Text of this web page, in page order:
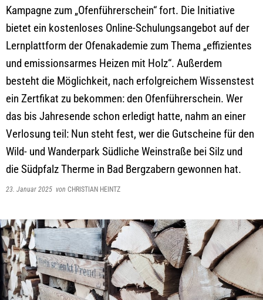
Kampagne zum „Ofenführerschein“ fort. Die Initiative
bietet ein kostenloses Online-Schulungsangebot auf der
Lernplattform der Ofenakademie zum Thema „effizientes
und emissionsarmes Heizen mit Holz“. Außerdem
besteht die Möglichkeit, nach erfolgreichem Wissenstest
ein Zertfikat zu bekommen: den Ofenführerschein. Wer
das bis Jahresende schon erledigt hatte, nahm an einer
Verlosung teil: Nun steht fest, wer die Gutscheine für den
Wild- und Wanderpark Südliche Weinstraße bei Silz und
die Südpfalz Therme in Bad Bergzabern gewonnen hat.
23. Januar 2025 von CHRISTIAN HEINTZ